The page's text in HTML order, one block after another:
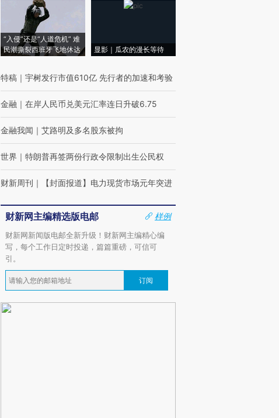
“入侵”还是“人道危机” 难
民潮撕裂西班牙飞地休达
显影｜瓜农的漫长等待
特稿 ｜ 宇树发行市值610亿 先行者的加速和考验
金融 ｜ 在岸人民币兑美元汇率连日升破6.75
金融我闻 ｜ 艾路明及多名股东被拘
世界 ｜ 特朗普再签两份行政令限制出生公民权
财新周刊 ｜ 【封面报道】电力现货市场元年突进
财新网主编精选版电邮
样例
财新网新闻版电邮全新升级！财新网主编精心编
写，每个工作日定时投递，篇篇重磅，可信可
引。
订阅